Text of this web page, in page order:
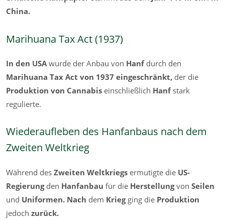
China.
Marihuana Tax Act (1937)
In den USA wurde der Anbau von Hanf durch den
Marihuana Tax Act von 1937 eingeschränkt, der die
Produktion von Cannabis einschließlich Hanf stark
regulierte.
Wiederaufleben des Hanfanbaus nach dem
Zweiten Weltkrieg
Während des Zweiten Weltkriegs ermutigte die US-
Regierungden Hanfanbau für die Herstellungvon Seilen
und Uniformen. Nach dem Krieg ging die Produktion
jedoch zurück.